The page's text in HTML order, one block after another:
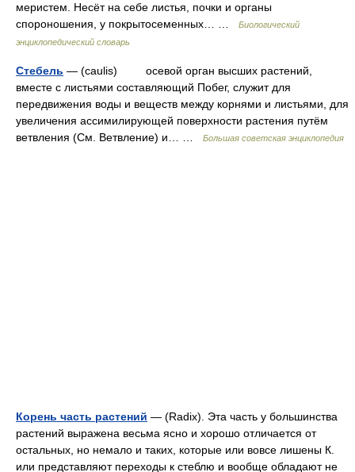
меристем. Несёт на себе листья, почки и органы
спороношения, у покрытосеменных… …
Биологический
энциклопедический словарь
Стебель — (caulis) осевой орган высших растений,
вместе с листьями составляющий Побег, служит для
передвижения воды и веществ между корнями и листьями, для
увеличения ассимилирующей поверхности растения путём
ветвления (См. Ветвление) и… …
Большая советская энциклопедия
Корень часть растений — (Radix). Эта часть у большинства
растений выражена весьма ясно и хорошо отличается от
остальных, но немало и таких, которые или вовсе лишены К.
или представляют переходы к стеблю и вообще обладают не